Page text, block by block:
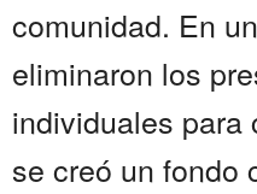
comunidad. En
eliminaron los
individuales para
se creó un fondo